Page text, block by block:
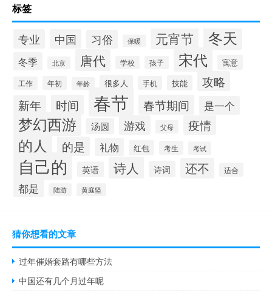
标签
专业 中国 习俗 保暖 元宵节 冬天
冬季 北京 唐代 学校 孩子 宋代 寓意
工作 年初 年龄 很多人 手机 技能 攻略
新年 时间 春节 春节期间 是一个
梦幻西游 汤圆 游戏 父母 疫情
的人 的是 礼物 红包 考生 考试
自己的 英语 诗人 诗词 还不 适合
都是 陆游 黄庭坚
猜你想看的文章
过年催婚套路有哪些方法
中国还有几个月过年呢